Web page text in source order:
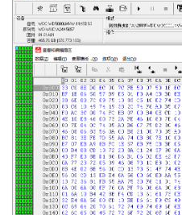
首
页
数
据
恢
复